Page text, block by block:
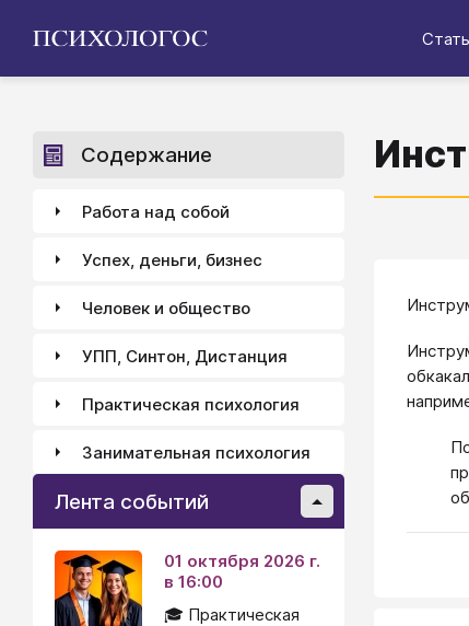
Содержание
Работа над собой
Успех, деньги, бизнес
Человек и общество
УПП, Синтон, Дистанция
Практическая психология
Занимательная психология
Лента событий
01 октября 2026 г.
в 16:00
🎓 Практическая